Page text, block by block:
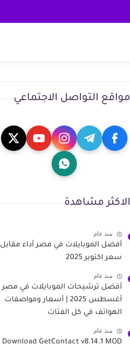
مواقع التواصل الاجتماعي
الاكثر مشاهدة
منذ عام
أفضل الموبايلات في مصر أداء مقابل
سعر اكتوبر 2025
منذ عام
أفضل ترشيحات الموبايلات في مصر
أغسطس 2025 | أسعار ومواصفات
الهواتف في كل الفئات
منذ عام
Download GetContact v8.14.1 MOD